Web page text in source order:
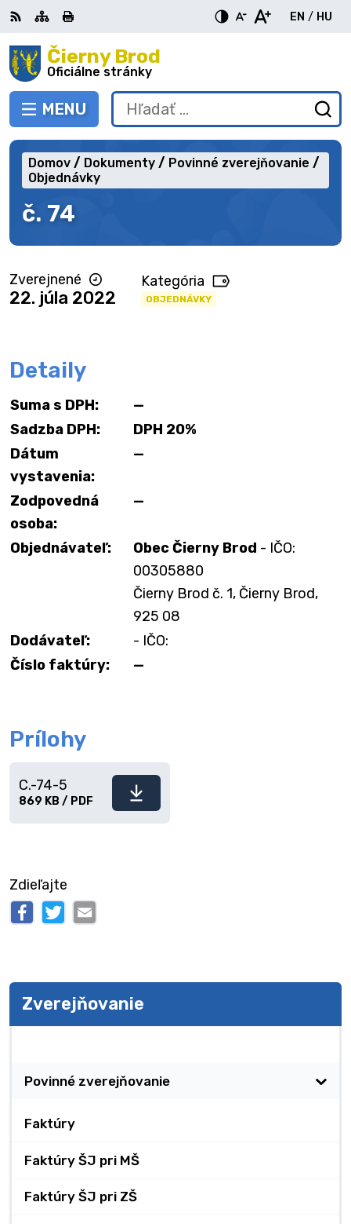
Preskočiť
na
obsah Čierny Brod
Oficiálne stránky
PREPNÚŤ
MENU
RSS MapaTlačiť
EN
English
/ HU
Hľadať:
č. 74
Domov Dokumenty
Povinné zverejňovanie
Objednávky
Zverejnené
22. júla 2022
Kategória
OBJEDNÁVKY
Detaily
Suma s DPH:
—
Sadzba DPH:
DPH 20%
Dátum
vystavenia:
—
Zodpovedná
osoba:
—
Objednávateľ: Obec Čierny Brod - IČO:
00305880
Čierny Brod č. 1, Čierny Brod,
925 08
Dodávateľ:
- IČO:
Číslo faktúry:
—
Prílohy
Stiahnuť
C.-74-5
869 KB / PDF
Zdieľajte
Zverejňovanie
Povinné zverejňovanie
Faktúry
Faktúry ŠJ pri MŠ
Faktúry ŠJ pri ZŠ